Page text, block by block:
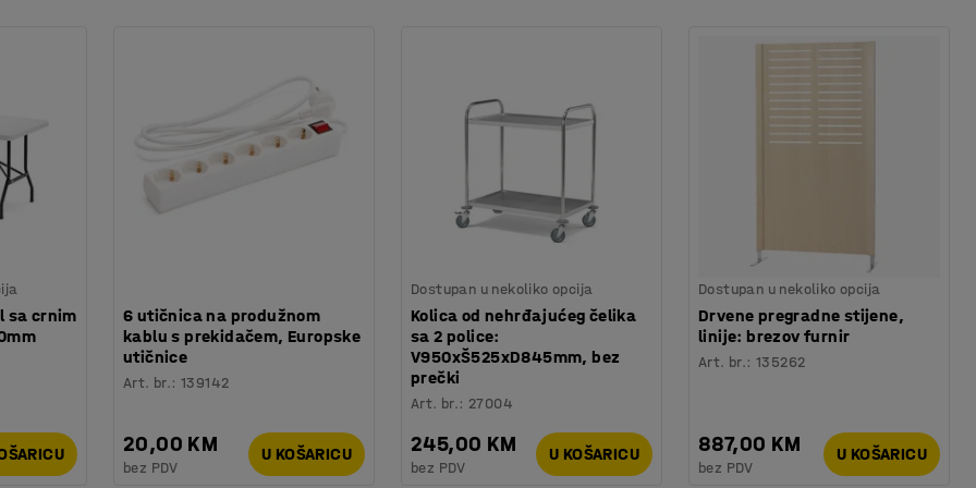
sa crnim
6 utičnica na produžnom
kablu s prekidačem, Europske
utičnice
Art. br.:139142
20,00 KM
bez PDV
U KOŠARICU
Dostupan u nekoliko opcija
Kolica od nehrđajućeg čelika
sa 2 police:
V950xŠ525xD845mm, bez
prečki
Art. br.: 27004
245,00 KM
bez PDV
U KOŠARICU
Dostupan u nekoliko opcija
Drvene pregradne stijene,
linije: brezov furnir
Art. br.:135262
887,00 KM
bez PDV
U KOŠARICU